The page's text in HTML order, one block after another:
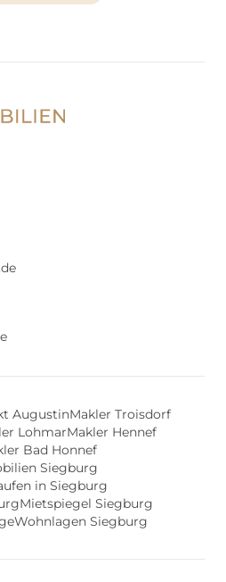
AugustinMakler Troisdorf
LohmarMakler Hennef
Bad Honnef
Siegburg
in Siegburg
Mietspiegel Siegburg
Wohnlagen Siegburg